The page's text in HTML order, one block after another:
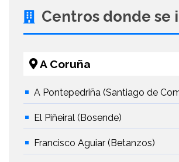
Centros donde se
A Coruña
A Pontepedriña (Santiago de
El Piñeiral (Bosende)
Francisco Aguiar (Betanzos)